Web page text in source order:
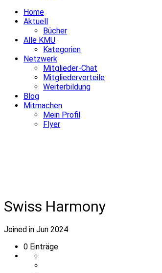
Home
Aktuell
Bücher
Alle KMU
Kategorien
Netzwerk
Mitglieder-Chat
Mitgliedervorteile
Weiterbildung
Blog
Mitmachen
Mein Profil
Flyer
Swiss Harmony
Joined in Jun 2024
0 Einträge